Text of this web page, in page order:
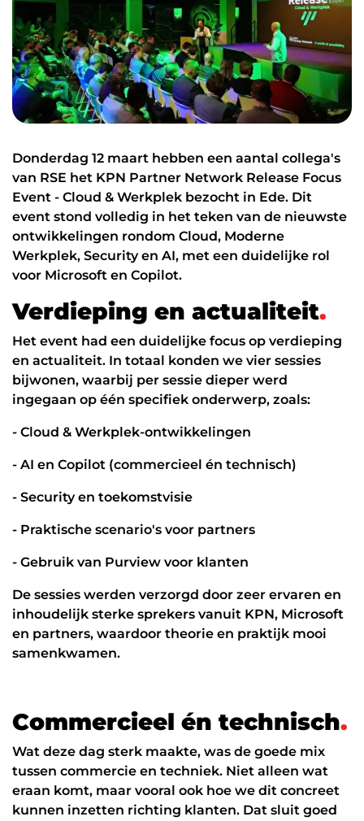
Datanetwerk & internet
Glasvezel
Zakelijk internet
Interne datanetwerken
Managed Firewall
Online beveiliging
Mobiele beveiliging
NIS2
ICT diensten
24/7 support
Werken in de cloud
Donderdag 12 maart hebben een aantal collega's
van RSE het KPN Partner Network Release Focus
Event - Cloud & Werkplek bezocht in Ede. Dit
event stond volledig in het teken van de nieuwste
ontwikkelingen rondom Cloud, Moderne
Werkplek, Security en AI, met een duidelijke rol
voor Microsoft en Copilot.
Verdieping en actualiteit.
Het event had een duidelijke focus op verdieping
en actualiteit. In totaal konden we vier sessies
bijwonen, waarbij per sessie dieper werd
ingegaan op één specifiek onderwerp, zoals:
- Cloud & Werkplek-ontwikkelingen
- AI en Copilot (commercieel én technisch)
- Security en toekomstvisie
- Praktische scenario's voor partners
- Gebruik van Purview voor klanten
De sessies werden verzorgd door zeer ervaren en
inhoudelijk sterke sprekers vanuit KPN, Microsoft
en partners, waardoor theorie en praktijk mooi
samenkwamen.
Commercieel én technisch.
Wat deze dag sterk maakte, was de goede mix
tussen commercie en techniek. Niet alleen wat
eraan komt, maar vooral ook hoe we dit concreet
kunnen inzetten richting klanten. Dat sluit goed